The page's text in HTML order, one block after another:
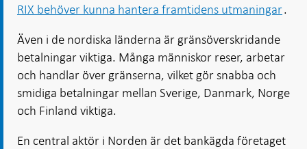
RIX behöver kunna hantera framtidens utmaningar.
Även i de nordiska länderna är gränsöverskridande
betalningar viktiga. Många människor reser, arbetar
och handlar över gränserna, vilket gör snabba och
smidiga betalningar mellan Sverige, Danmark, Norge
och Finland viktiga.
En central aktör i Norden är det bankägda företaget